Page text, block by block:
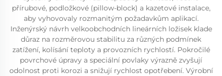
přírubové, podložkové (pillow-block) a kazetové instalace,
aby vyhovovaly rozmanitým požadavkům aplikací.
Inženýrský návrh velkoobchodních lineárních ložisek klade
důraz na rozměrovou stabilitu za různých podmínek
zatížení, kolísání teploty a provozních rychlostí. Pokročilé
povrchové úpravy a speciální povlaky výrazně zvyšují
odolnost proti korozi a snižují rychlost opotřebení. Výrobní